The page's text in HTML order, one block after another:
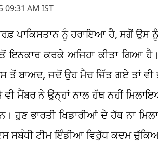
09:31 AM IST
ਪਾਕਿਸਤਾਨ ਨੂੰ ਹਰਾਇਆ ਹੈ, ਸਗੋਂ ਉਸ
ਤੋਂ ਇਨਕਾਰ ਕਰਕੇ ਅਜਿਹਾ ਕੀਤਾ ਗਿਆ
ਤੋਂ ਬਾਅਦ, ਜਦੋਂ ਉਹ ਮੈਚ ਜਿੱਤ ਗਏ ਤਾਂ ਵੀ
ਵੀ ਮੈਂਬਰ ਨੇ ਉਨ੍ਹਾਂ ਨਾਲ ਹੱਥ ਨਹੀਂ
ਭਾਰਤੀ ਖਿਡਾਰੀਆਂ ਦੇ ਹੱਥ ਨਾ
ਸਬੰਧੀ ਟੀਮ ਇੰਡੀਆ ਵਿਰੁੱਧ ਕਦਮ